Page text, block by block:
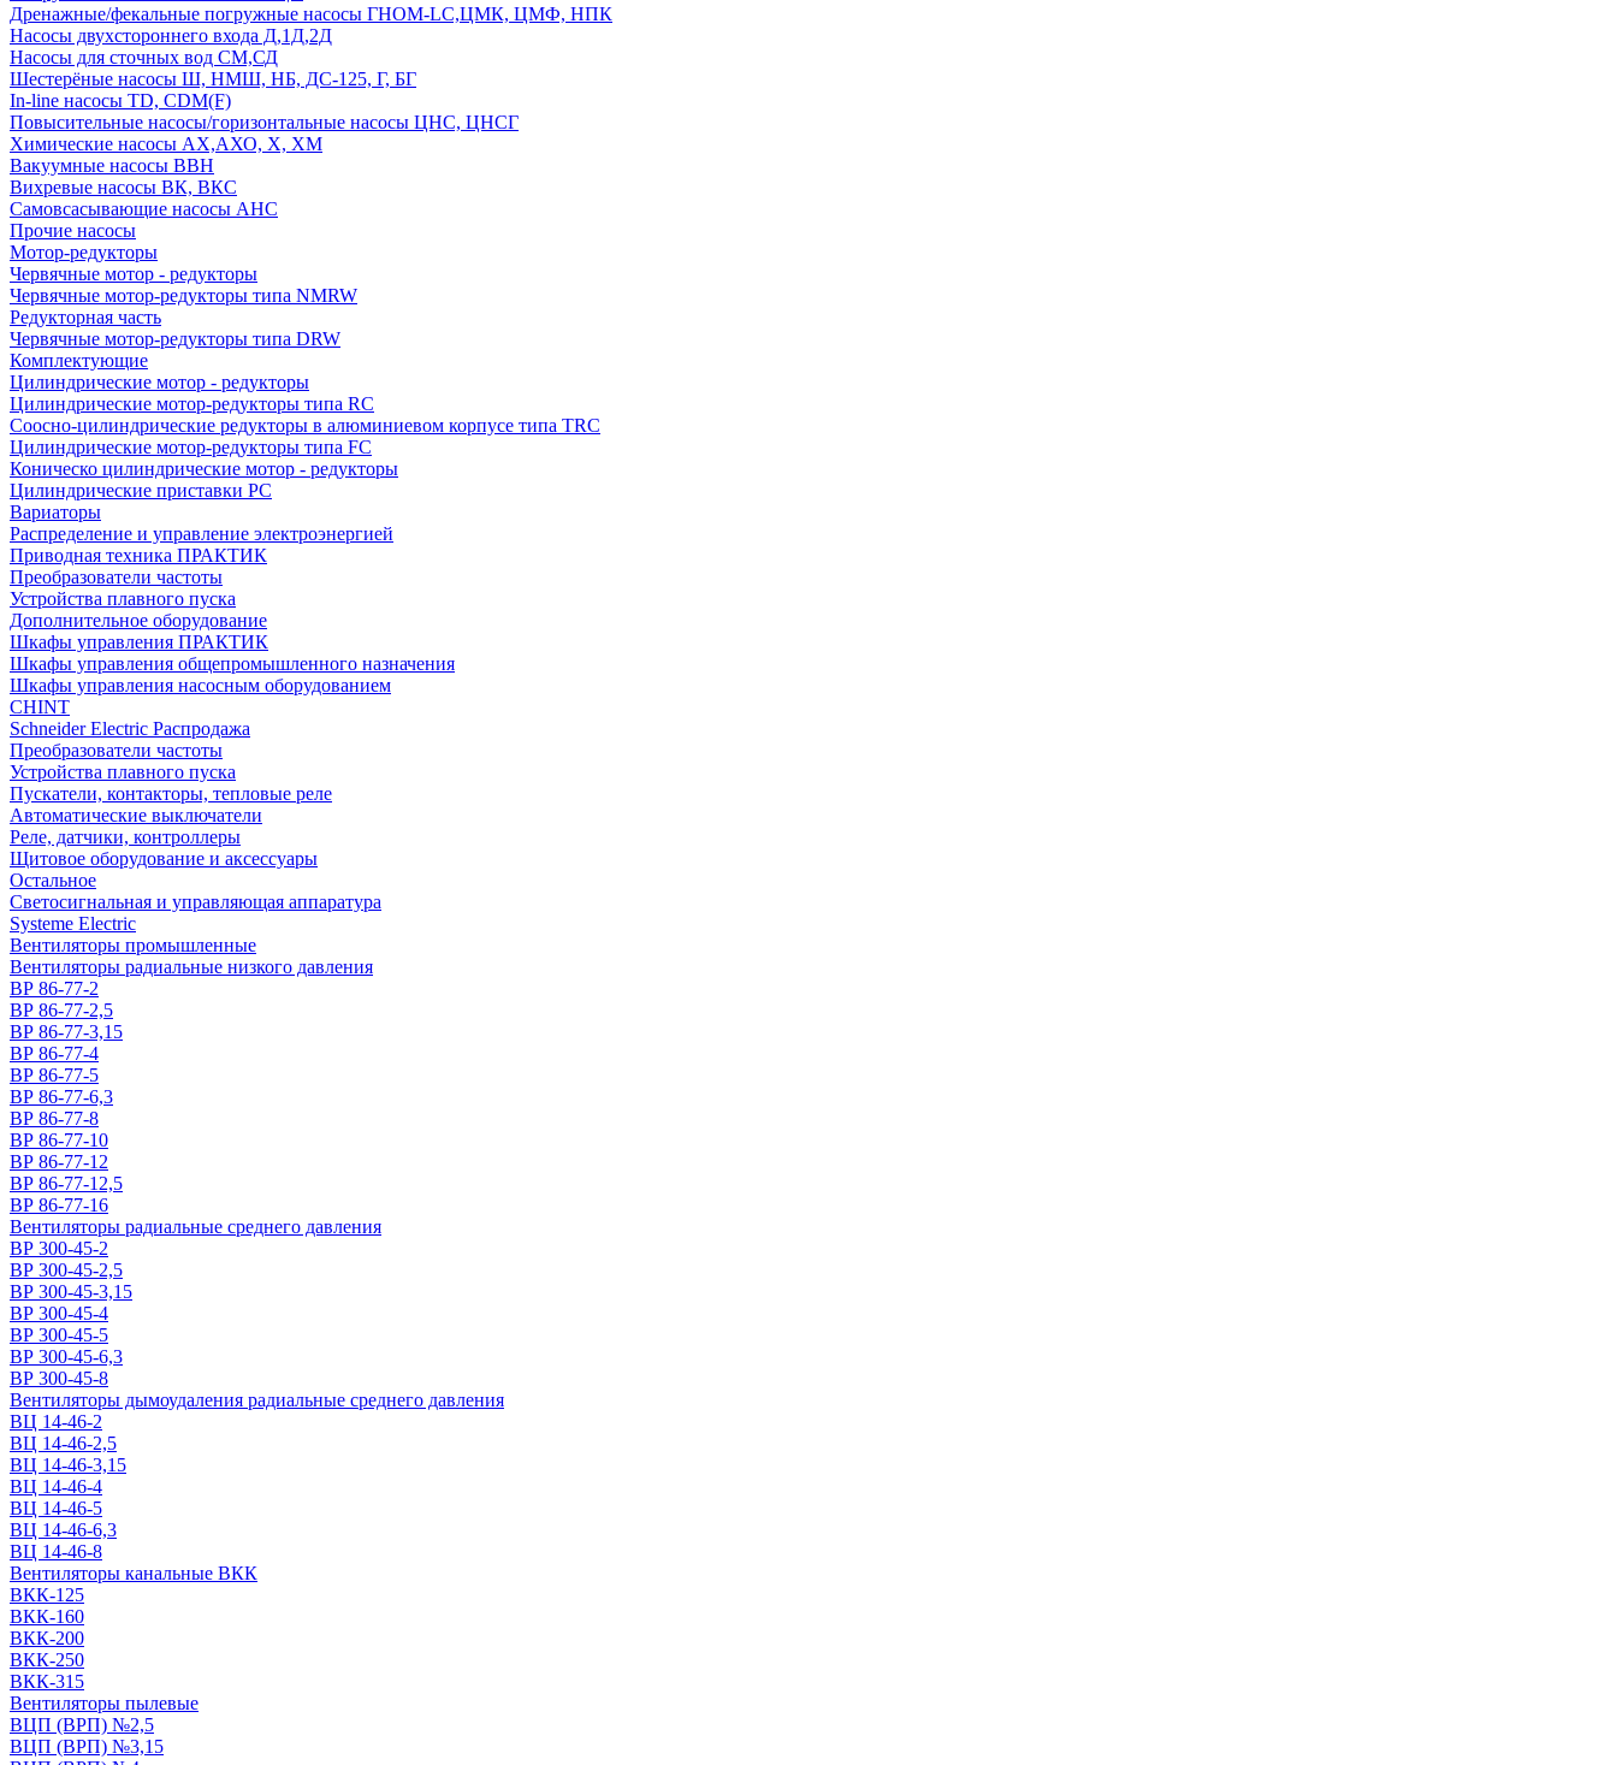
Дренажные/фекальные погружные насосы ГНОМ-LC,ЦМК, ЦМФ, НПК
Насосы двухстороннего входа Д,1Д,2Д
Насосы для сточных вод СМ,СД
Шестерёные насосы Ш, НМШ, НБ, ДС-125, Г, БГ
In-line насосы TD, CDM(F)
Повысительные насосы/горизонтальные насосы ЦНС, ЦНСГ
Химические насосы АХ,АХО, Х, ХМ
Вакуумные насосы ВВН
Вихревые насосы ВК, ВКС
Самовсасывающие насосы АНС
Прочие насосы
Мотор-редукторы
Червячные мотор - редукторы
Червячные мотор-редукторы типа NMRW
Редукторная часть
Червячные мотор-редукторы типа DRW
Комплектующие
Цилиндрические мотор - редукторы
Цилиндрические мотор-редукторы типа RC
Соосно-цилиндрические редукторы в алюминиевом корпусе типа TRC
Цилиндрические мотор-редукторы типа FC
Коническо цилиндрические мотор - редукторы
Цилиндрические приставки PC
Вариаторы
Распределение и управление электроэнергией
Приводная техника ПРАКТИК
Преобразователи частоты
Устройства плавного пуска
Дополнительное оборудование
Шкафы управления ПРАКТИК
Шкафы управления общепромышленного назначения
Шкафы управления насосным оборудованием
CHINT
Schneider Electric Распродажа
Преобразователи частоты
Устройства плавного пуска
Пускатели, контакторы, тепловые реле
Автоматические выключатели
Реле, датчики, контроллеры
Щитовое оборудование и аксессуары
Остальное
Светосигнальная и управляющая аппаратура
Systeme Electric
Вентиляторы промышленные
Вентиляторы радиальные низкого давления
ВР 86-77-2
ВР 86-77-2,5
ВР 86-77-3,15
ВР 86-77-4
ВР 86-77-5
ВР 86-77-6,3
ВР 86-77-8
ВР 86-77-10
ВР 86-77-12
ВР 86-77-12,5
ВР 86-77-16
Вентиляторы радиальные среднего давления
ВР 300-45-2
ВР 300-45-2,5
ВР 300-45-3,15
ВР 300-45-4
ВР 300-45-5
ВР 300-45-6,3
ВР 300-45-8
Вентиляторы дымоудаления радиальные среднего давления
ВЦ 14-46-2
ВЦ 14-46-2,5
ВЦ 14-46-3,15
ВЦ 14-46-4
ВЦ 14-46-5
ВЦ 14-46-6,3
ВЦ 14-46-8
Вентиляторы канальные ВКК
ВКК-125
ВКК-160
ВКК-200
ВКК-250
ВКК-315
Вентиляторы пылевые
ВЦП (ВРП) №2,5
ВЦП (ВРП) №3,15